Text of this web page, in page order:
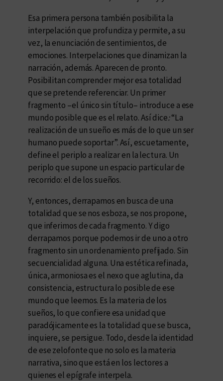
Esa primera persona también posibilita la
interpelación que profundiza y permite, a su
vez, la enunciación de sentimientos, de
emociones. Interpelaciones que dinamizan la
narración, además. Aparecen de pronto.
Posibilitan comprender mejor esa totalidad
que se pretende referenciar. Un primer
fragmento –el único sin título– introduce a ese
mundo posible que es el relato. Así dice:“La
realización de un sueño es más de lo que un ser
humano puede soportar”. Así, escuetamente,
define el periplo a realizar en la lectura. Un
periplo que supone un espacio particular de
recorrido: el de los sueños.
Y, entonces, derrapamos en busca de una
totalidad que se nos esboza, se nos propone,
que inferimos de cada fragmento. Y digo
derrapamos porque podemos ir de uno a otro
fragmento sin un ordenamiento prefijado. Sin
secuencialidad alguna. Una estética refinada,
única, armoniosa es el nexo que aglutina, da
consistencia, estructura lo posible de ese
mundo que leemos. Es la materia de los
sueños, lo que confiere esa unidad que
paradójicamente es la totalidad que se busca,
inquiere, se persigue. Todo, desde la identidad
de ese zelofonte que no solo es la materia
narrativa, sino que está en los lectores a
quienes el epígrafe interpela.